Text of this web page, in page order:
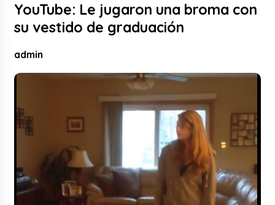
YouTube: Le jugaron una broma con
su vestido de graduación
admin